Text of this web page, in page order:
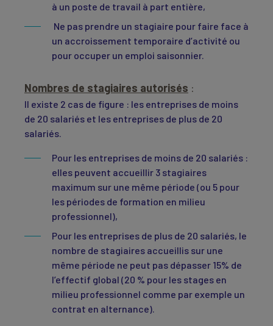
à un poste de travail à part entière,
Ne pas prendre un stagiaire pour faire face à
un accroissement temporaire d’activité ou
pour occuper un emploi saisonnier.
Nombres de stagiaires autorisés :
Il existe 2 cas de figure : les entreprises de moins
de 20 salariés et les entreprises de plus de 20
salariés.
Pour les entreprises de moins de 20 salariés :
elles peuvent accueillir 3 stagiaires
maximum sur une même période (ou 5 pour
les périodes de formation en milieu
professionnel),
Pour les entreprises de plus de 20 salariés, le
nombre de stagiaires accueillis sur une
même période ne peut pas dépasser 15% de
l’effectif global (20 % pour les stages en
milieu professionnel comme par exemple un
contrat en alternance).